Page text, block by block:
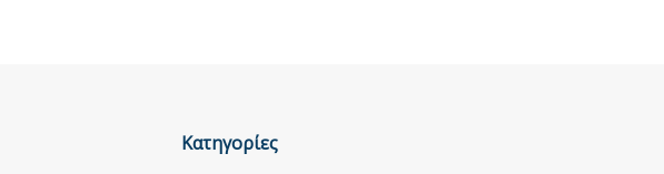
Κατηγορίες